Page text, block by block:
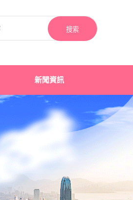
搜索
新聞資訊